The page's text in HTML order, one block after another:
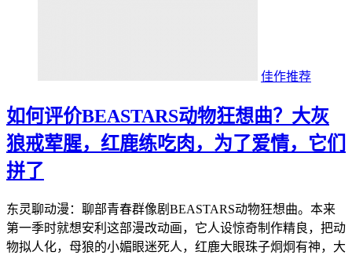
佳作推荐
如何评价BEASTARS动物狂想曲？大灰
狼戒荤腥，红鹿练吃肉，为了爱情，它们
拼了
东灵聊动漫：聊部青春群像剧BEASTARS动物狂想曲。本来
第一季时就想安利这部漫改动画，它人设惊奇制作精良，把动
物拟人化，母狼的小媚眼迷死人，红鹿大眼珠子炯炯有神，大